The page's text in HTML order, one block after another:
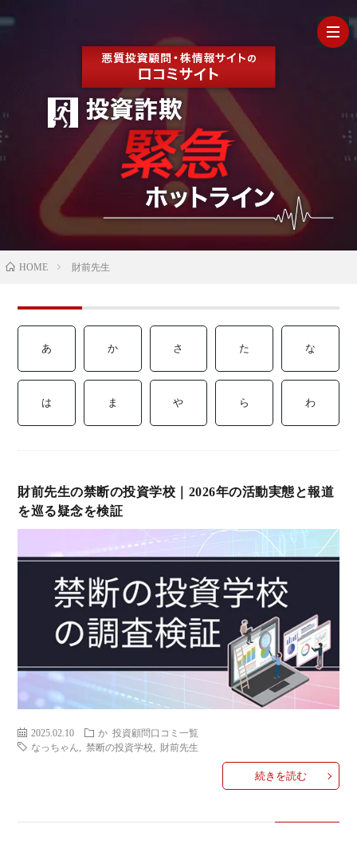
【
当に
げる
済
み
用
語
コラ
合
HOME 財前先生
あ か さ た な
は ま や ら わ
財前先生の禁断の投資学校｜2026年の活動実態と報道
を巡る疑念を検証
2025.02.10 か 投資顧問口コミ一覧
なっちゃん
,禁断の投資学校 財前先生
続きを読む